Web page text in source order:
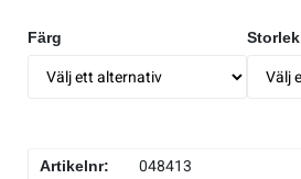
Färg Storlek
Artikelnr: 048413